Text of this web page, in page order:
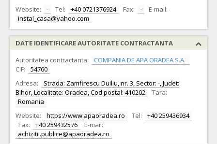
Website:
- Tel: +40 0721376924 Fax: -
E-mail:
instal_casa@yahoo.com
DATE IDENTIFICARE AUTORITATE CONTRACTANTA
Autoritatea contractanta:
COMPANIA DE APA ORADEA S.A.
CIF:
54760
Adresa:
Strada: Zamfirescu Duiliu, nr. 3, Sector: -, Judet:
Bihor, Localitate: Oradea, Cod postal: 410202
Tara:
Romania
Website:
https://www.apaoradea.ro Tel:
+40 259436934
Fax:
+40 259432576
E-mail:
achizitii.publice@apaoradea.ro